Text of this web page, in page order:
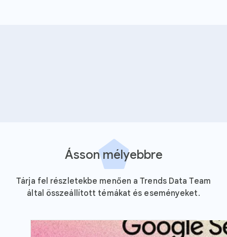
Ásson mélyebbre
Tárja fel részletekbe menően a Trends Data Team
által összeállított témákat és eseményeket.